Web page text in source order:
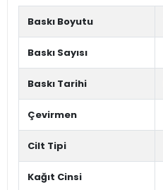
Baskı Boyutu
Baskı Sayısı
Baskı Tarihi
Çevirmen
Cilt Tipi
Kağıt Cinsi